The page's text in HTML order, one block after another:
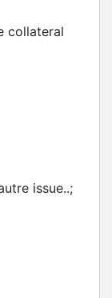
collateral
issue..;